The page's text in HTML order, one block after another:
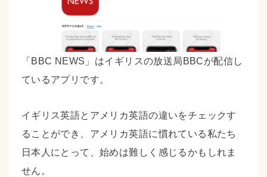
「BBC NEWS」はイギリスの放送局BBCが配信し
ているアプリです。
イギリス英語とアメリカ英語の違いをチェックす
ることができ、アメリカ英語に慣れている私たち
日本人にとって、始めは難しく感じるかもしれま
せん。